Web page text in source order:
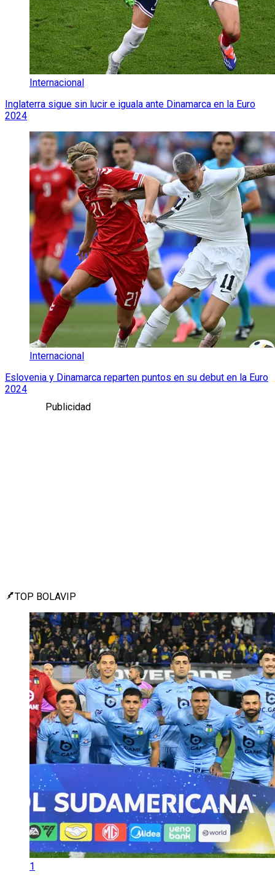
Internacional
Inglaterra sigue sin lucir e iguala ante Dinamarca en la Euro
2024
Internacional
Eslovenia y Dinamarca reparten puntos en su debut en la Euro
2024
Publicidad
TOP BOLAVIP
1